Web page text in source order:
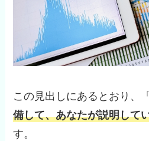
この見出しにあるとおり、
備して、あなたが説明して
す。